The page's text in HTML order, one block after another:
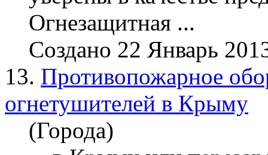
Огнезащитная ...
Создано 22 Январь
13. Противопожарное
огнетушителей в Крыму
(Города)